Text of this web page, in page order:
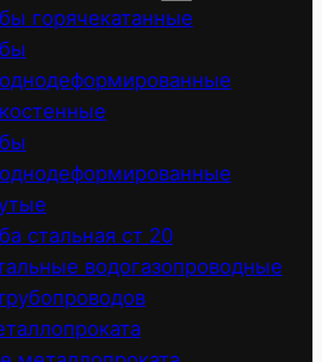
горячекатанные
стальная ст 20
водогазопроводные